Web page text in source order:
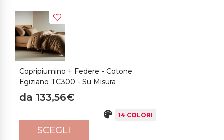
Copripiumino + Federe - Cotone
Egiziano TC300 - Su Misura
da 133,56€
14 COLORI
SCEGLI